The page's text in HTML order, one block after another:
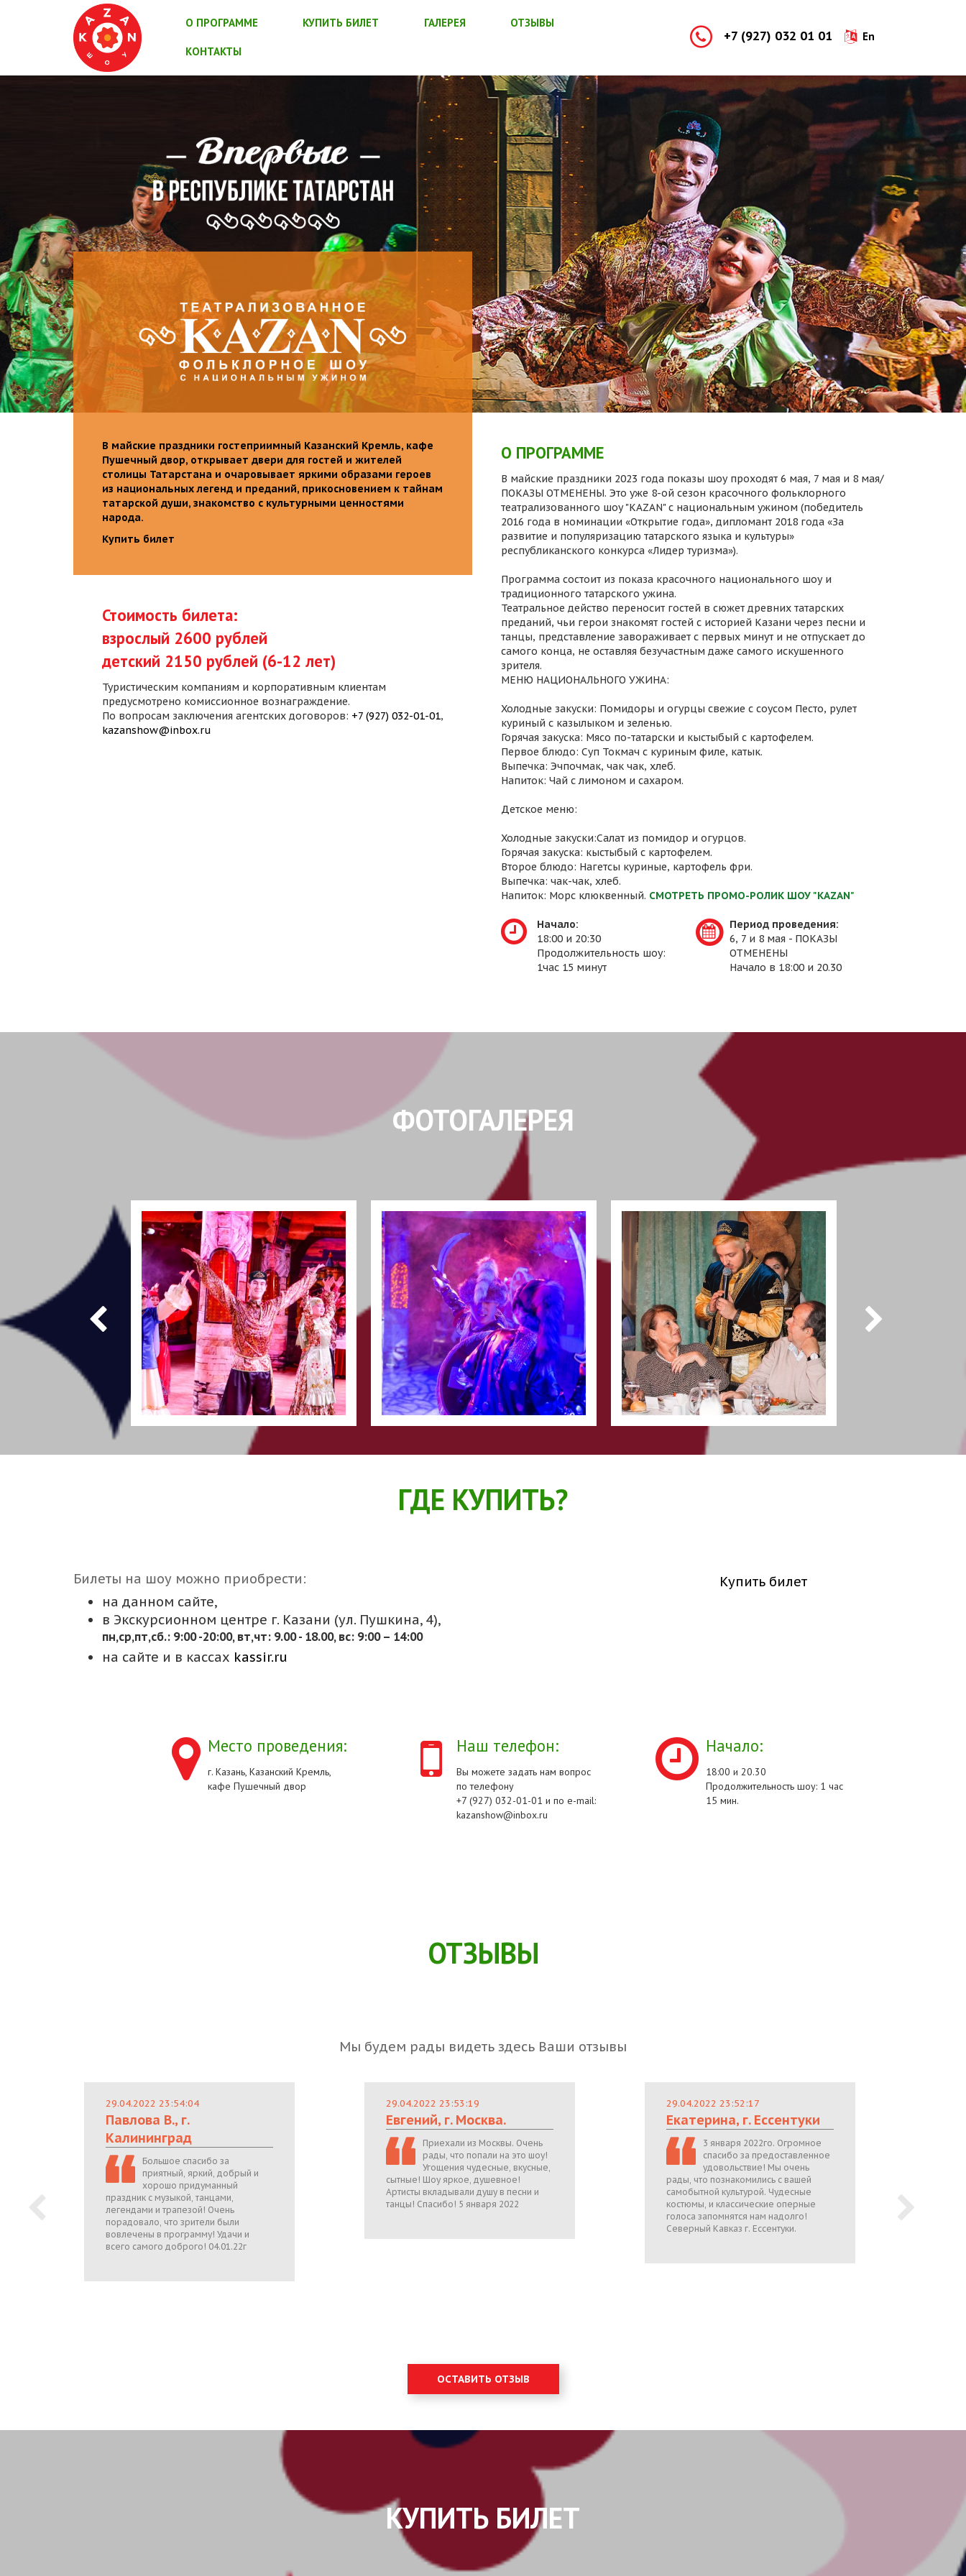
О ПРОГРАММЕ КУПИТЬ БИЛЕТ ГАЛЕРЕЯ ОТЗЫВЫ
КОНТАКТЫ
+7 (927) 032 01 01 En
В майские праздники гостеприимный Казанский Кремль, кафе
Пушечный двор, открывает двери для гостей и жителей
столицы Татарстана и очаровывает яркими образами героев
из национальных легенд и преданий, прикосновением к тайнам
татарской души, знакомство с культурными ценностями
народа.
Купить билет
Стоимость билета:
взрослый 2600 рублей
детский 2150 рублей (6-12 лет)
Туристическим компаниям и корпоративным клиентам
предусмотрено комиссионное вознаграждение.
По вопросам заключения агентских договоров: +7 (927) 032-01-01,
kazanshow@inbox.ru
О ПРОГРАММЕ
В майские праздники 2023 года показы шоу проходят 6 мая, 7 мая и 8 мая/
ПОКАЗЫ ОТМЕНЕНЫ. Это уже 8-ой сезон красочного фольклорного
театрализованного шоу "KAZAN" с национальным ужином (победитель
2016 года в номинации «Открытие года», дипломант 2018 года «За
развитие и популяризацию татарского языка и культуры»
республиканского конкурса «Лидер туризма»).
Программа состоит из показа красочного национального шоу и
традиционного татарского ужина.
Театральное действо переносит гостей в сюжет древних татарских
преданий, чьи герои знакомят гостей с историей Казани через песни и
танцы, представление завораживает с первых минут и не отпускает до
самого конца, не оставляя безучастным даже самого искушенного
зрителя.
МЕНЮ НАЦИОНАЛЬНОГО УЖИНА:
Холодные закуски: Помидоры и огурцы свежие с соусом Песто, рулет
куриный с казылыком и зеленью.
Горячая закуска: Мясо по-татарски и кыстыбый с картофелем.
Первое блюдо: Суп Токмач с куриным филе, катык.
Выпечка: Эчпочмак, чак чак, хлеб.
Напиток: Чай с лимоном и сахаром.
Детское меню:
Холодные закуски:Салат из помидор и огурцов.
Горячая закуска: кыстыбый с картофелем.
Второе блюдо: Нагетсы куриные, картофель фри.
Выпечка: чак-чак, хлеб.
Напиток: Морс клюквенный. СМОТРЕТЬ ПРОМО-РОЛИК ШОУ "KAZAN"
Начало:
18:00 и 20:30
Продолжительность шоу:
1час 15 минут
Период проведения:
6, 7 и 8 мая - ПОКАЗЫ
ОТМЕНЕНЫ
Начало в 18:00 и 20.30
ФОТОГАЛЕРЕЯ
ГДЕ КУПИТЬ?
Билеты на шоу можно приобрести:
на данном сайте,
в Экскурсионном центре г. Казани (ул. Пушкина, 4),
пн,cр,пт,сб.: 9:00 -20:00, вт,чт: 9.00 - 18.00, вс: 9:00 – 14:00
на сайте и в кассах kassir.ru
Купить билет
Место проведения:
г. Казань, Казанский Кремль,
кафе Пушечный двор
Наш телефон:
Вы можете задать нам вопрос
по телефону
+7 (927) 032-01-01 и по e-mail:
kazanshow@inbox.ru
Начало:
18:00 и 20.30
Продолжительность шоу: 1 час
15 мин.
ОТЗЫВЫ
Мы будем рады видеть здесь Ваши отзывы
29.04.2022 23:54:04
Павлова В., г.
Калининград
Большое спасибо за
приятный, яркий, добрый и
хорошо придуманный
праздник с музыкой, танцами,
легендами и трапезой! Очень
порадовало, что зрители были
вовлечены в программу! Удачи и
всего самого доброго! 04.01.22г
29.04.2022 23:53:19
Евгений, г. Москва.
Приехали из Москвы. Очень
рады, что попали на это шоу!
Угощения чудесные, вкусные,
сытные! Шоу яркое, душевное!
Артисты вкладывали душу в песни и
танцы! Спасибо! 5 января 2022
29.04.2022 23:52:17
Екатерина, г. Ессентуки
3 января 2022го. Огромное
спасибо за предоставленное
удовольствие! Мы очень
рады, что познакомились с вашей
самобытной культурой. Чудесные
костюмы, и классические оперные
голоса запомнятся нам надолго!
Северный Кавказ г. Ессентуки.
ОСТАВИТЬ ОТЗЫВ
КУПИТЬ БИЛЕТ